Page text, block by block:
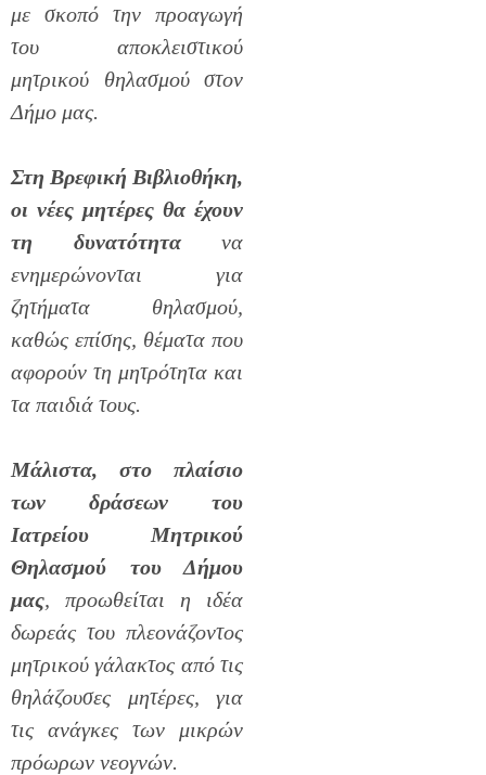
με σκοπό την προαγωγή
του αποκλειστικού
μητρικού θηλασμού στον
Δήμο μας.
Στη Βρεφική Βιβλιοθήκη,
οι νέες μητέρες θα έχουν
τη δυνατότητανα
ενημερώνονται για
ζητήματα θηλασμού,
καθώς επίσης, θέματα που
αφορούν τη μητρότητα και
τα παιδιά τους.
Μάλιστα, στο πλαίσιο
των δράσεων του
Ιατρείου Μητρικού
Θηλασμού του Δήμου
μας, προωθείται η ιδέα
δωρεάς του πλεονάζοντος
μητρικού γάλακτος από τις
θηλάζουσες μητέρες, για
τις ανάγκες των μικρών
πρόωρων νεογνών.